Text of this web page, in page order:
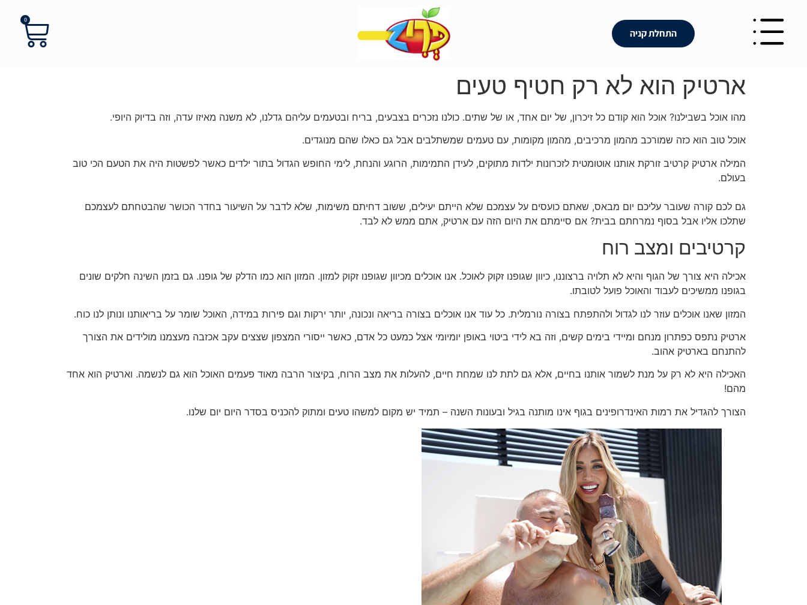
התחלת קניה
0
ארטיק הוא לא רק חטיף טעים
מהו אוכל בשבילנו? אוכל הוא קודם כל זיכרון, של יום אחד, או של שתים. כולנו נזכרים בצבעים, בריח ובטעמים עליהם גדלנו, לא משנה מאיזו עדה, וזה בדיוק היופי.
אוכל טוב הוא כזה שמורכב מהמון מרכיבים, מהמון מקומות, עם טעמים שמשתלבים אבל גם כאלו שהם מנוגדים.
המילה ארטיק קרטיב זורקת אותנו אוטומטית לזכרונות ילדות מתוקים, לעידן התמימות, הרוגע והנחת, לימי החופש הגדול בתור ילדים כאשר לפשטות היה את הטעם הכי טוב
בעולם.
גם לכם קורה שעובר עליכם יום מבאס, שאתם כועסים על עצמכם שלא הייתם יעילים, ששוב דחיתם משימות, שלא לדבר על השיעור בחדר הכושר שהבטחתם לעצמכם
שתלכו אליו אבל בסוף נמרחתם בבית? אם סיימתם את היום הזה עם ארטיק, אתם ממש לא לבד.
קרטיבים ומצב רוח
אכילה היא צורך של הגוף והיא לא תלויה ברצוננו, כיוון שגופנו זקוק לאוכל. אנו אוכלים מכיוון שגופנו זקוק למזון. המזון הוא כמו הדלק של גופנו. גם בזמן השינה חלקים שונים
בגופנו ממשיכים לעבוד והאוכל פועל לטובתו.
המזון שאנו אוכלים עוזר לנו לגדול ולהתפתח בצורה נורמלית. כל עוד אנו אוכלים בצורה בריאה ונכונה, יותר ירקות וגם פירות במידה, האוכל שומר על בריאותנו ונותן לנו כוח.
ארטיק נתפס כפתרון מנחם ומיידי בימים קשים, וזה בא לידי ביטוי באופן יומיומי אצל כמעט כל אדם, כאשר ייסורי המצפון שצצים עקב אכזבה מעצמנו מולידים את הצורך
להתנחם בארטיק אהוב.
האכילה היא לא רק על מנת לשמור אותנו בחיים, אלא גם לתת לנו שמחת חיים, להעלות את מצב הרוח, בקיצור הרבה מאוד פעמים האוכל הוא גם לנשמה. וארטיק הוא אחד
מהם!
הצורך להגדיל את רמות האינדרופינים בגוף אינו מותנה בגיל ובעונות השנה – תמיד יש מקום למשהו טעים ומתוק להכניס בסדר היום יום שלנו.